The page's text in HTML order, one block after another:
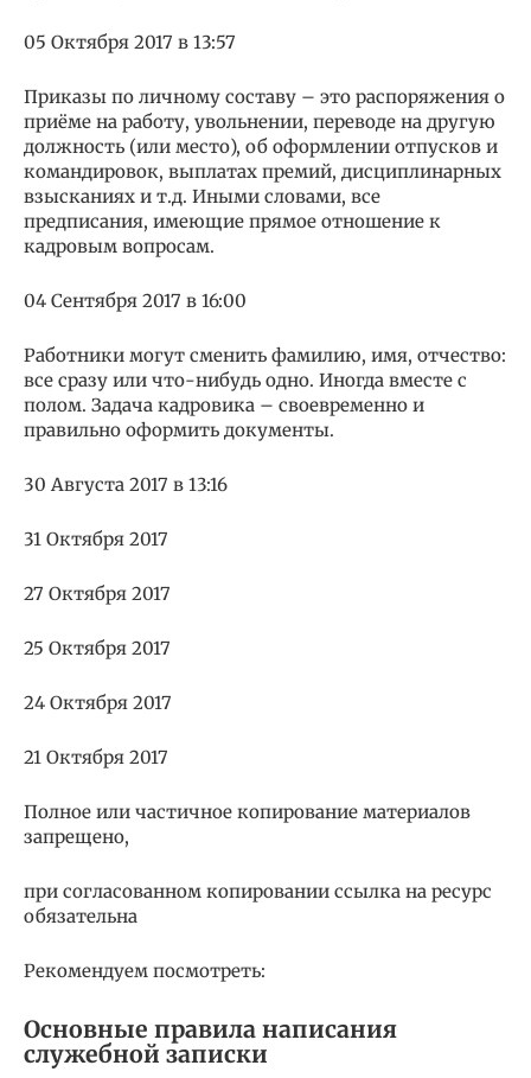
05 Октября 2017 в 13:57
Приказы по личному составу – это распоряжения о
приёме на работу, увольнении, переводе на другую
должность (или место), об оформлении отпусков и
командировок, выплатах премий, дисциплинарных
взысканиях и т.д. Иными словами, все
предписания, имеющие прямое отношение к
кадровым вопросам.
04 Сентября 2017 в 16:00
Работники могут сменить фамилию, имя, отчество:
все сразу или что-нибудь одно. Иногда вместе с
полом. Задача кадровика – своевременно и
правильно оформить документы.
30 Августа 2017 в 13:16
31 Октября 2017
27 Октября 2017
25 Октября 2017
24 Октября 2017
21 Октября 2017
Полное или частичное копирование материалов
запрещено,
при согласованном копировании ссылка на ресурс
обязательна
Рекомендуем посмотреть:
Основные правила написания
служебной записки